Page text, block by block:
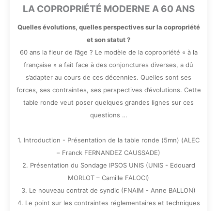
LA COPROPRIÉTÉ MODERNE A 60 ANS
Quelles évolutions, quelles perspectives sur la copropriété
et son statut ?
60 ans la fleur de l’âge ? Le modèle de la copropriété « à la
française » a fait face à des conjonctures diverses, a dû
s’adapter au cours de ces décennies. Quelles sont ses
forces, ses contraintes, ses perspectives d’évolutions. Cette
table ronde veut poser quelques grandes lignes sur ces
questions …
1. Introduction - Présentation de la table ronde (5mn) (ALEC
– Franck FERNANDEZ CAUSSADE)
2. Présentation du Sondage IPSOS UNIS (UNIS - Edouard
MORLOT – Camille FALOCI)
3. Le nouveau contrat de syndic (FNAIM - Anne BALLON)
4. Le point sur les contraintes réglementaires et techniques